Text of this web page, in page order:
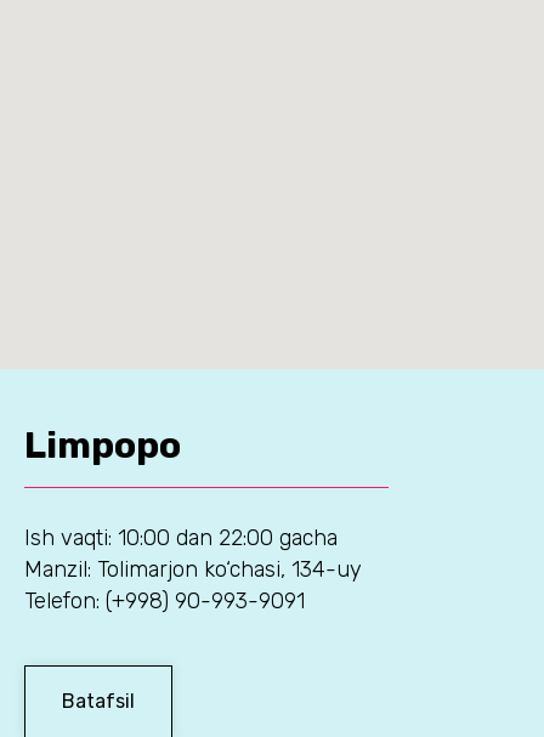
Limpopo
Ish vaqti: 10:00 dan 22:00 gacha
Manzil: Tolimarjon ko‘chasi, 134-uy
Telefon: (+998) 90-993-9091
Batafsil